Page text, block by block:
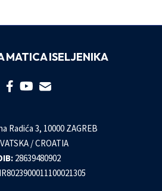
MATICA ISELJENIKA
Radića 3, 10000 ZAGREB
/ CROATIA
28639480902